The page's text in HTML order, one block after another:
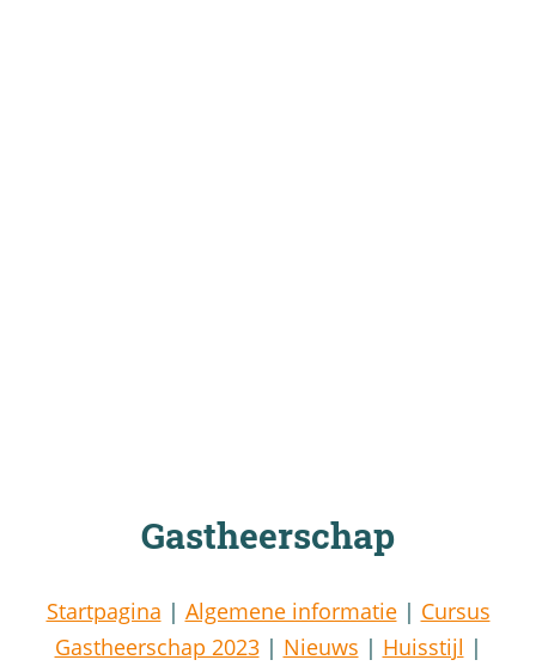
Gastheerschap
Startpagina | Algemene informatie| Cursus
Gastheerschap 2023| Nieuws | Huisstijl |